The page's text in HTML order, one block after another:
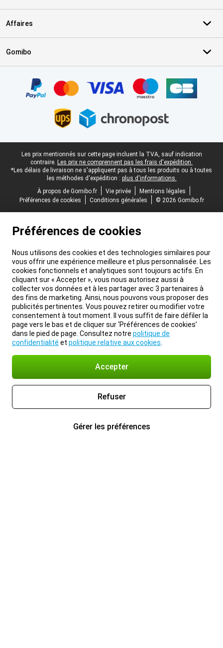
Affaires
Gomibo
Pied-de-page légal
Les prix mentionnés sur cette page incluent la TVA, sauf indication
contraire. Les prix ne comprennent pas les frais d'expédition.
*Les délais de livraison ne s'appliquent pas à tous les produits ou à toutes
les méthodes d'expédition : plus d'informations.
À propos de Gomibo.fr
Vie privée
Mentions légales
Préférences de cookies
Conditions générales © 2026 Gomibo.fr
Préférences de cookies
Nous utilisons des cookies et des technologies similaires pour
vous offrir une expérience meilleure et plus personnalisée. Les
cookies fonctionnels et analytiques sont toujours actifs. En
cliquant sur « Accepter », vous nous autorisez aussi à
collecter vos données et à les partager avec 3 partenaires à
des fins de marketing. Ainsi, nous pouvons vous proposer des
publicités pertinentes. Vous pouvez retirer ou modifier votre
consentement à tout moment. Il vous suffit de faire défiler la
page vers le bas et de cliquer sur ‘Préférences de cookies’
dans le pied de page. Consultez notre politique de
confidentialité et politique relative aux cookies
Accepter
Refuser
Gérer les préférences